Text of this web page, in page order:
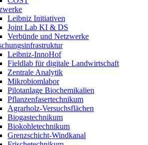
Leibniz Initiativen
Joint Lab KI & DS
Verbünde und Netzwerke
Leibniz-InnoHof
Fieldlab für digitale Landwirtschaft
Zentrale Analytik
Mikrobiomlabor
Pilotanlage Biochemikalien
Pflanzenfasertechnikum
Agrarholz-Versuchsflächen
Biogastechnikum
Biokohletechnikum
Grenzschicht-Windkanal